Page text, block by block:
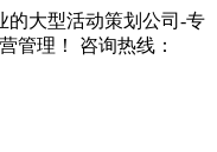
的大型活动策划公司-专
管理！
咨询热线：